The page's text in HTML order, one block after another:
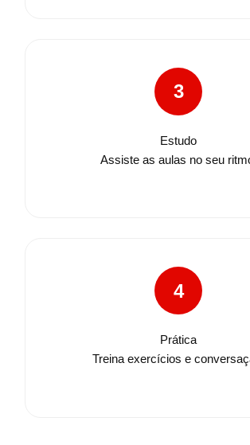
3
Estudo
Assiste as aulas no seu
4
Prática
Treina exercícios e